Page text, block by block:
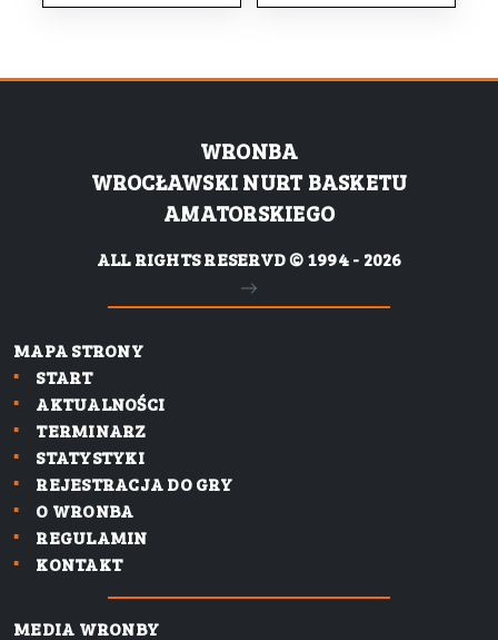
WRONBA
WROCŁAWSKI NURT BASKETU
AMATORSKIEGO
ALL RIGHTS RESERVD © 1994 - 2026
MAPA STRONY
START
AKTUALNOŚCI
TERMINARZ
STATYSTYKI
REJESTRACJA DO GRY
O WRONBA
REGULAMIN
KONTAKT
MEDIA WRONBY